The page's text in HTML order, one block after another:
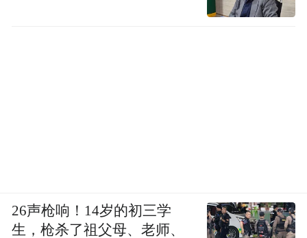
26声枪响！14岁的初三学
生，枪杀了祖父母、老师、